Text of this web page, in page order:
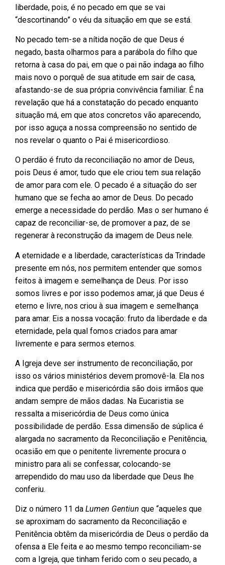
liberdade, pois, é no pecado em que se vai
“descortinando” o véu da situação em que se está.
No pecado tem-se a nítida noção de que Deus é
negado, basta olharmos para a parábola do filho que
retorna à casa do pai, em que o pai não indaga ao filho
mais novo o porquê de sua atitude em sair de casa,
afastando-se de sua própria convivência familiar. É na
revelação que há a constatação do pecado enquanto
situação má, em que atos concretos vão aparecendo,
por isso aguça a nossa compreensão no sentido de
nos revelar o quanto o Pai é misericordioso.
O perdão é fruto da reconciliação no amor de Deus,
pois Deus é amor, tudo que ele criou tem sua relação
de amor para com ele. O pecado é a situação do ser
humano que se fecha ao amor de Deus. Do pecado
emerge a necessidade do perdão. Mas o ser humano é
capaz de reconciliar-se, de promover a paz, de se
regenerar à reconstrução da imagem de Deus nele.
A eternidade e a liberdade, características da Trindade
presente em nós, nos permitem entender que somos
feitos à imagem e semelhança de Deus. Por isso
somos livres e por isso podemos amar, já que Deus é
eterno e livre, nos criou à sua imagem e semelhança
para amar. Eis a nossa vocação: fruto da liberdade e da
eternidade, pela qual fomos criados para amar
livremente e para sermos eternos.
A Igreja deve ser instrumento de reconciliação, por
isso os vários ministérios devem promovê-la. Ela nos
indica que perdão e misericórdia são dois irmãos que
andam sempre de mãos dadas. Na Eucaristia se
ressalta a misericórdia de Deus como única
possibilidade de perdão. Essa dimensão de súplica é
alargada no sacramento da Reconciliação e Penitência,
ocasião em que o penitente livremente procura o
ministro para ali se confessar, colocando-se
arrependido do mau uso da liberdade que Deus lhe
conferiu.
Diz o número 11 da Lumen Gentiun que “aqueles que
se aproximam do sacramento da Reconciliação e
Penitência obtêm da misericórdia de Deus o perdão da
ofensa a Ele feita e ao mesmo tempo reconciliam-se
com a Igreja, que tinham ferido com o seu pecado, a